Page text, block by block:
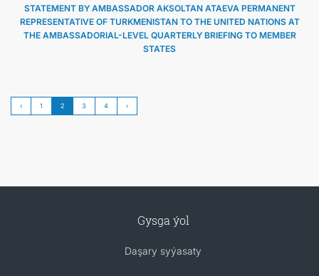
STATEMENT BY AMBASSADOR AKSOLTAN ATAEVA PERMANENT
REPRESENTATIVE OF TURKMENISTAN TO THE UNITED NATIONS AT
THE AMBASSADORIAL-LEVEL QUARTERLY BRIEFING TO MEMBER
STATES
‹ 1 2 3 4 ›
Gysga ýol
Daşary syýasaty